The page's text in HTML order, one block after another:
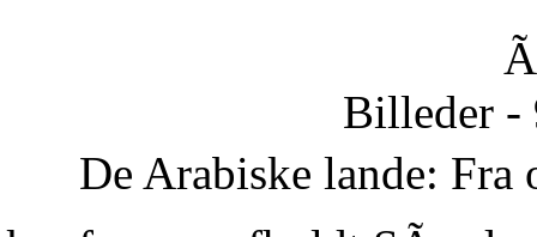
Billeder -
De Arabiske lande: Fra